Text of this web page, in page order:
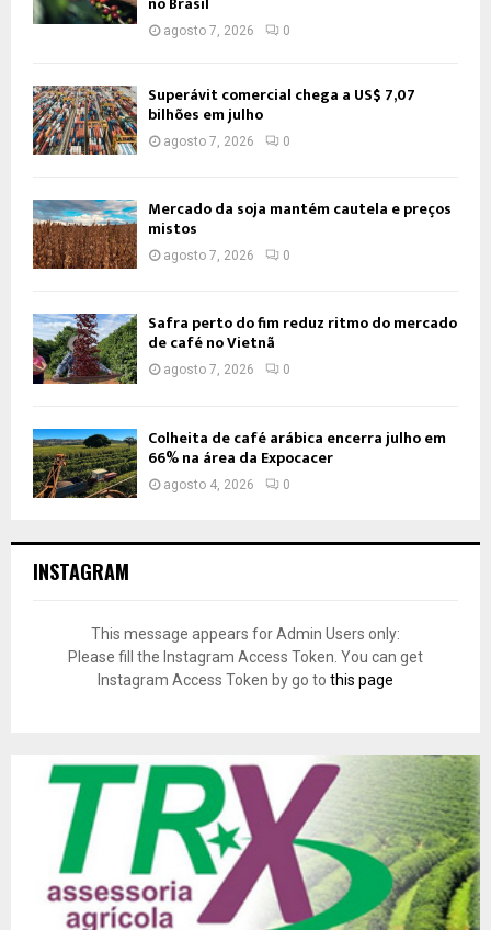
agosto 7, 2026 0
Superávit comercial chega a US$ 7,07
bilhões em julho
agosto 7, 2026 0
Mercado da soja mantém cautela e preços
mistos
agosto 7, 2026 0
Safra perto do fim reduz ritmo do mercado
de café no Vietnã
agosto 7, 2026 0
Colheita de café arábica encerra julho em
66% na área da Expocacer
agosto 4, 2026 0
INSTAGRAM
This message appears for Admin Users only:
Please fill the Instagram Access Token. You can get
Instagram Access Token by go to this page